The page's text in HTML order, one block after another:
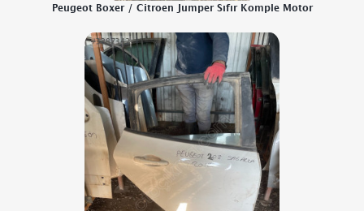
Peugeot Boxer / Citroen Jumper Sıfır Komple Motor